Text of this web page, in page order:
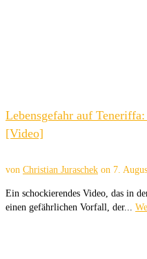
Lebensgefahr auf
[Video]
von Christian Juraschek on 7.
Ein schockierendes Video, das in
einen gefährlichen Vorfall, der...